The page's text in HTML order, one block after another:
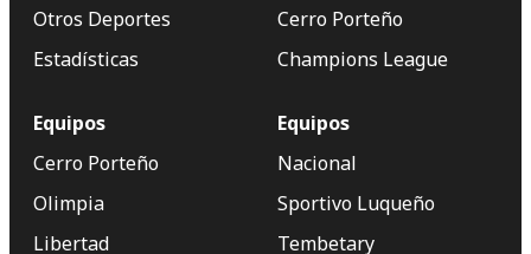
Otros Deportes
Estadísticas
Cerro Porteño
Champions League
Equipos
Cerro Porteño
Olimpia
Libertad
Equipos
Nacional
Sportivo Luqueño
Tembetary